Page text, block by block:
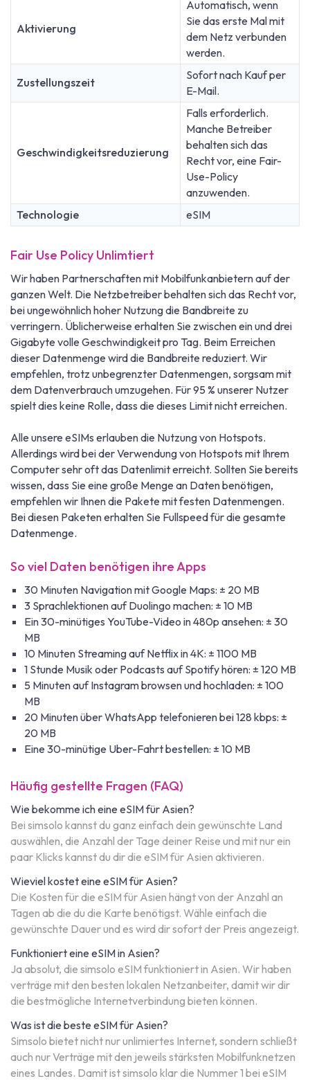
Aktivierung
Automatisch, wenn
Sie das erste Mal mit
dem Netz verbunden
werden.
Zustellungszeit
Sofort nach Kauf per
E-Mail.
Geschwindigkeitsreduzierung
Falls erforderlich.
Manche Betreiber
behalten sich das
Recht vor, eine Fair-
Use-Policy
anzuwenden.
Technologie
eSIM
Fair Use Policy Unlimtiert
Wir haben Partnerschaften mit Mobilfunkanbietern auf der
ganzen Welt. Die Netzbetreiber behalten sich das Recht vor,
bei ungewöhnlich hoher Nutzung die Bandbreite zu
verringern. Üblicherweise erhalten Sie zwischen ein und drei
Gigabyte volle Geschwindigkeit pro Tag. Beim Erreichen
dieser Datenmenge wird die Bandbreite reduziert. Wir
empfehlen, trotz unbegrenzter Datenmengen, sorgsam mit
dem Datenverbrauch umzugehen. Für 95 % unserer Nutzer
spielt dies keine Rolle, dass die dieses Limit nicht erreichen.
Alle unsere eSIMs erlauben die Nutzung von Hotspots.
Allerdings wird bei der Verwendung von Hotspots mit Ihrem
Computer sehr oft das Datenlimit erreicht. Sollten Sie bereits
wissen, dass Sie eine große Menge an Daten benötigen,
empfehlen wir Ihnen die Pakete mit festen Datenmengen.
Bei diesen Paketen erhalten Sie Fullspeed für die gesamte
Datenmenge.
So viel Daten benötigen ihre Apps
30 Minuten Navigation mit Google Maps: ± 20 MB
3 Sprachlektionen auf Duolingo machen: ± 10 MB
Ein 30-minütiges YouTube-Video in 480p ansehen: ± 30
MB
10 Minuten Streaming auf Netflix in 4K: ± 1100 MB
1 Stunde Musik oder Podcasts auf Spotify hören: ± 120 MB
5 Minuten auf Instagram browsen und hochladen: ± 100
MB
20 Minuten über WhatsApp telefonieren bei 128 kbps: ±
20 MB
Eine 30-minütige Uber-Fahrt bestellen: ± 10 MB
Häufig gestellte Fragen (FAQ)
Wie bekomme ich eine eSIM für Asien?
Bei simsolo kannst du ganz einfach dein gewünschte Land
auswählen, die Anzahl der Tage deiner Reise und mit nur ein
paar Klicks kannst du dir die eSIM für Asien aktivieren.
Wieviel kostet eine eSIM für Asien?
Die Kosten für die eSIM für Asien hängt von der Anzahl an
Tagen ab die du die Karte benötigst. Wähle einfach die
gewünschte Dauer und es wird dir sofort der Preis angezeigt.
Funktioniert eine eSIM in Asien?
Ja absolut, die simsolo eSIM funktioniert in Asien. Wir haben
verträge mit den besten lokalen Netzanbeiter, damit wir dir
die bestmögliche Internetverbindung bieten können.
Was ist die beste eSIM für Asien?
Simsolo bietet nicht nur unlimiertes Internet, sondern schließt
auch nur Verträge mit den jeweils stärksten Mobilfunknetzen
eines Landes. Damit ist simsolo klar die Nummer 1 bei eSIM